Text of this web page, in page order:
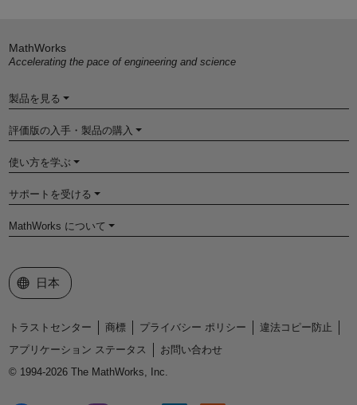
MathWorks
Accelerating the pace of engineering and science
製品を見る
評価版の入手・製品の購入
使い方を学ぶ
サポートを受ける
MathWorks について
Web サイトの選択
日本
トラストセンター 商標 プライバシー ポリシー
違法コピー防止
アプリケーション ステータス
お問い合わせ
© 1994-2026 The MathWorks, Inc.